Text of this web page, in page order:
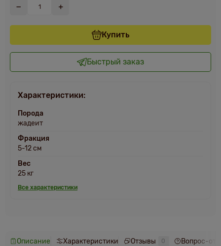
Купить
Быстрый заказ
Характеристики:
Порода
жадеит
Фракция
5-12 см
Вес
25 кг
Все характеристики
Описание Характеристики Отзывы 0 Вопрос-